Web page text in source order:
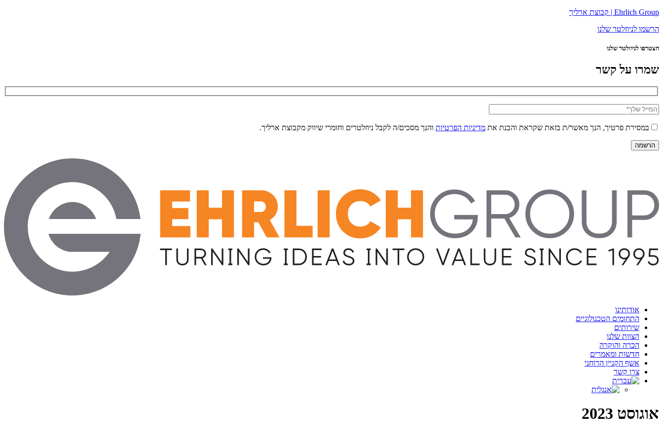
Ehrlich Group | קבוצת ארליך
הרשמו לניוזלטר שלנו
הצטרפו לניוזלטר שלנו
שמרו על קשר
במסירת פרטיך, הנך מאשר/ת בזאת שקראת והבנת את מדיניות הפרטיות והנך מסכים/ה לקבל ניוזלטרים וחומרי שיווק מקבוצת ארליך.
הרשמה
Menu
אודותינו
התחומים הטכנולוגיים
שירותים
הצוות שלנו
הכרה והוקרה
חדשות ומאמרים
אשף הקניין הרוחני
צרו קשר
אוגוסט 2023